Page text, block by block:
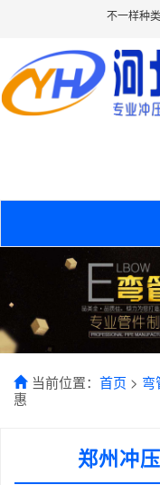
不一样种
当前位置： 首页 > 弯
惠
郑州冲